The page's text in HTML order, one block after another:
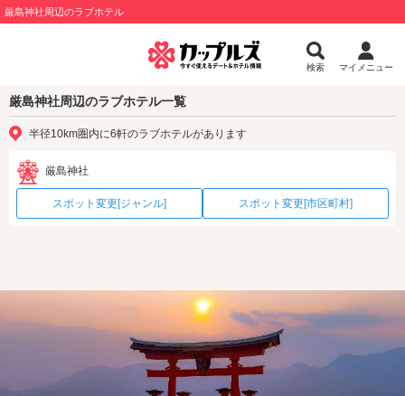
厳島神社周辺のラブホテル
検索 マイメニュー
厳島神社周辺のラブホテル一覧
半径10km圏内に6軒のラブホテルがあります
厳島神社
スポット変更[ジャンル] スポット変更[市区町村]